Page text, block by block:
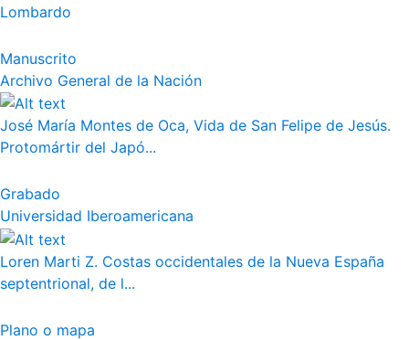
Lombardo
Manuscrito
Archivo General de la Nación
José María Montes de Oca, Vida de San Felipe de Jesús.
Protomártir del Japó...
Grabado
Universidad Iberoamericana
Loren Marti Z. Costas occidentales de la Nueva España
septentrional, de l...
Plano o mapa